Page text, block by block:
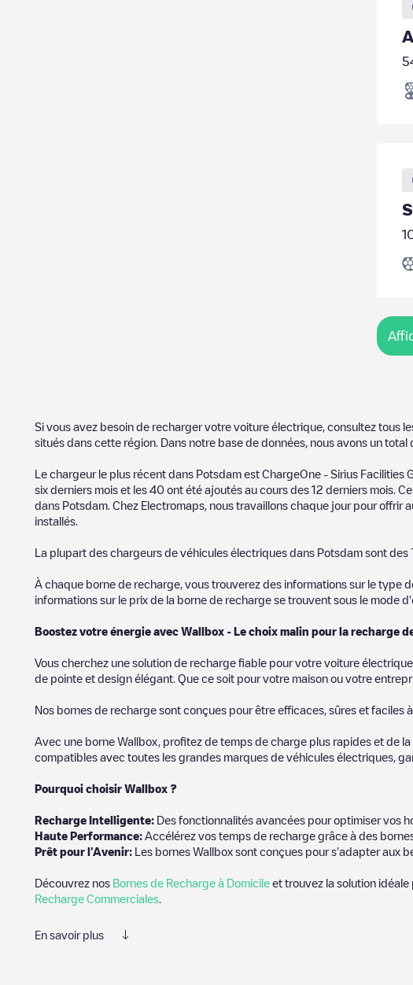
Si vous avez besoin de recharger votre voiture électrique, consultez tous
situés dans cette région. Dans notre base de données, nous avons un total
Le chargeur le plus récent dans Potsdam est ChargeOne - Sirius Facilities
six derniers mois et les 40 ont été ajoutés au cours des 12 derniers mois.
dans Potsdam . Chez Electromaps, nous travaillons chaque jour pour
installés.
La plupart des chargeurs de véhicules électriques dans Potsdam sont des
À chaque borne de recharge, vous trouverez des informations sur le type
informations sur le prix de la borne de recharge se trouvent sous le mode
Boostez votre énergie avec Wallbox - Le choix malin pour la recharge
Vous cherchez une solution de recharge fiable pour votre voiture
de pointe et design élégant. Que ce soit pour votre maison ou votre
Nos bornes de recharge sont conçues pour être efficaces, sûres et
Avec une borne Wallbox, profitez de temps de charge plus rapides et de
compatibles avec toutes les grandes marques de véhicules électriques,
Pourquoi choisir Wallbox ?
Recharge Intelligente: Des fonctionnalités avancées pour optimiser vos
Haute Performance: Accélérez vos temps de recharge grâce à des
Prêt pour l'Avenir: Les bornes Wallbox sont conçues pour s'adapter aux
Découvrez nos Bornes de Recharge à Domicile et trouvez la solution
Recharge Commerciales
En savoir plus